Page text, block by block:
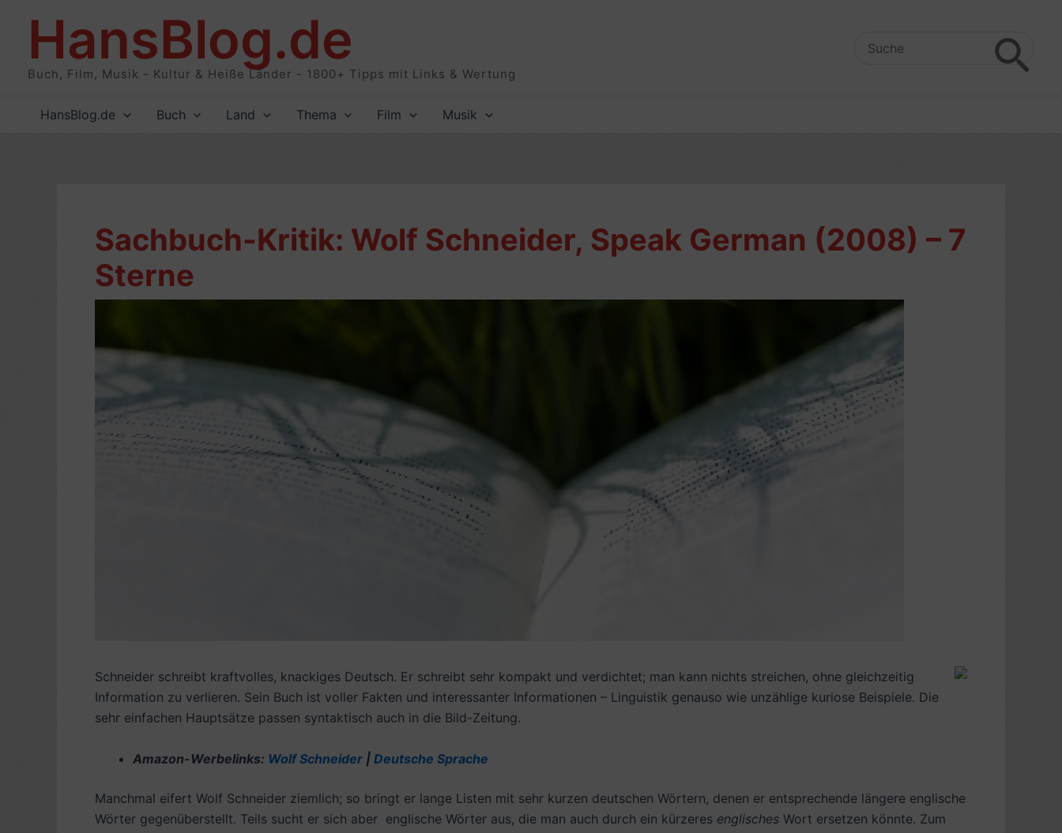
HansBlog.de
Buch, Film, Musik - Kultur & Heiße Länder - 1800+ Tipps mit Links & Wertung
Search
HansBlog.de Buch Land Thema Film Musik
Sachbuch-Kritik: Wolf Schneider, Speak German (2008) – 7
Sterne
Schneider schreibt kraftvolles, knackiges Deutsch. Er schreibt sehr kompakt und verdichtet; man kann nichts streichen, ohne gleichzeitig
Information zu verlieren. Sein Buch ist voller Fakten und interessanter Informationen – Linguistik genauso wie unzählige kuriose Beispiele. Die
sehr einfachen Hauptsätze passen syntaktisch auch in die Bild-Zeitung.
Amazon-Werbelinks: Wolf Schneider | Deutsche Sprache
Manchmal eifert Wolf Schneider ziemlich; so bringt er lange Listen mit sehr kurzen deutschen Wörtern, denen er entsprechende längere englische
Wörter gegenüberstellt. Teils sucht er sich aber englische Wörter aus, die man auch durch ein kürzeres englisches Wort ersetzen könnte. Zum